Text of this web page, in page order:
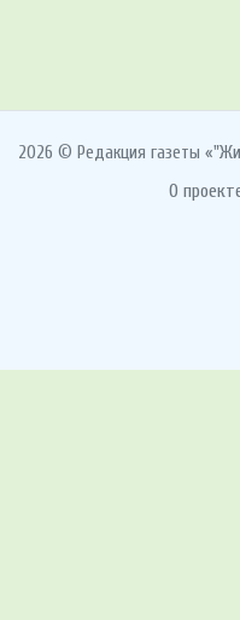
2026 © Редакция газеты
О